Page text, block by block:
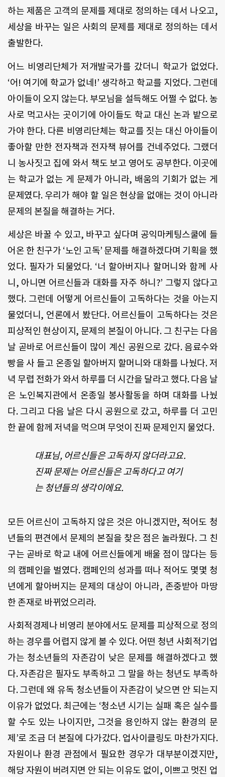
하는 제품은 고객의 문제를 제대로 정의하는 데서 나오고,
세상을 바꾸는 일은 사회의 문제를 제대로 정의하는 데서
출발한다.
어느 비영리단체가 저개발국가를 갔더니 학교가 없었다.
‘어 ! 여기에 학교가 없네 !’ 생각하고 학교를 지었다. 그런데
아이들이 오지 않는다. 부모님을 설득해도 어쩔 수 없다. 농
사로 먹고사는 곳이기에 아이들도 학교 대신 논과 밭으로
가야 한다. 다른 비영리단체는 학교를 짓는 대신 아이들이
좋아할 만한 전자책과 전자책 뷰어를 건네주었다. 그랬더
니 농사짓고 집에 와서 책도 보고 영어도 공부한다. 이곳에
는 학교가 없는 게 문제가 아니라, 배움의 기회가 없는 게
문제였다. 우리가 해야 할 일은 현상을 없애는 것이 아니라
문제의 본질을 해결하는 거다.
세상은 바꿀 수 있고, 바꾸고 싶다며 공익마케팅스쿨에 들
어온 한 친구가 ‘노인 고독’ 문제를 해결하겠다며 기획을 했
었다. 필자가 되물었다. ‘너 할아버지나 할머니와 함께 사
니 , 아니면 어르신들과 대화를 자주 하니 ?’ 그렇지 않다고
했다. 그런데 어떻게 어르신들이 고독하다는 것을 아는지
물었더니 , 언론에서 봤단다. 어르신들이 고독하다는 것은
피상적인 현상이지 , 문제의 본질이 아니다. 그 친구는 다음
날 곧바로 어르신들이 많이 계신 공원으로 갔다. 음료수와
빵을 사 들고 온종일 할아버지 할머니와 대화를 나눴다.저
녁 무렵 전화가 와서 하루를 더 시간을 달라고했다.다음 날
은 노인복지관에서 온종일 봉사활동을 하며 대화를 나눴
다. 그리고 다음 날은 다시 공원으로 갔고, 하루를 더 고민
한 끝에 함께 저녁을 먹으며 무엇이 진짜 문제인지 물었다.
대표님, 어르신들은 고독하지 않더라고요.
진짜 문제는 어르신들은 고독하다고 여기
는 청년들의 생각이에요.
모든 어르신이 고독하지 않은 것은 아니겠지만, 적어도 청
년들의 편견에서 문제의 본질을 찾은 점은 놀라웠다. 그 친
구는 곧바로 학교 내에 어르신들에게 배울 점이 많다는 등
의 캠페인을 벌였다. 캠페인의 성과를 떠나 적어도 몇몇 청
년에게 할아버지는 문제의 대상이 아니라, 존중받아 마땅
한 존재로 바뀌었으리라.
사회적경제나 비영리 분야에서도 문제를 피상적으로 정의
하는 경우를 어렵지 않게 볼 수 있다. 어떤 청년 사회적기업
가는 청소년들의 자존감이 낮은 문제를 해결하겠다고 했
다.자존감은 필자도 부족하고 그 말을 하는 청년도 부족하
다.그런데 왜 유독 청소년들이 자존감이 낮으면 안 되는지
이유가 없었다. 최근에는 ‘청소년 시기는 실패 혹은 실수를
할 수도 있는 나이지만, 그것을 용인하지 않는 환경의 문
제 ’로 조금 더 본질에 다가갔다. 업사이클링도 마찬가지다.
자원이나 환경 관점에서 필요한 경우가 대부분이겠지만,
해당 자원이 버려지면 안 되는 이유도 없이, 이쁘고 멋진 업